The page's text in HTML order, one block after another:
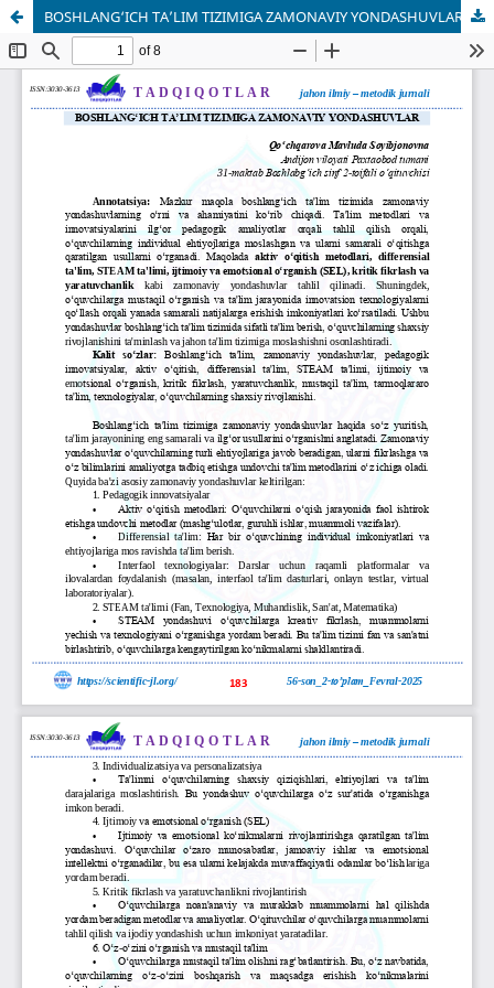
BOSHLANG‘ICH TA’LIM TIZIMIGA ZAMONAVIY YONDASHUVLAR